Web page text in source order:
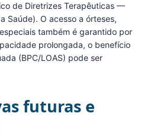
de Diretrizes Terapêuticas —
Saúde). O acesso a órteses,
também é garantido por
prolongada, o benefício
(BPC/LOAS) pode ser
futuras e